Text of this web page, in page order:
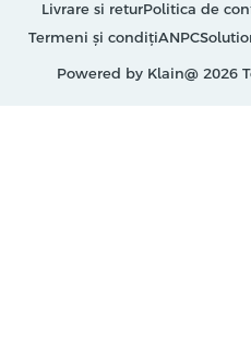
Powered by Klain@ 2026
Livrare si returPolitica de
Termeni și condițiANPC